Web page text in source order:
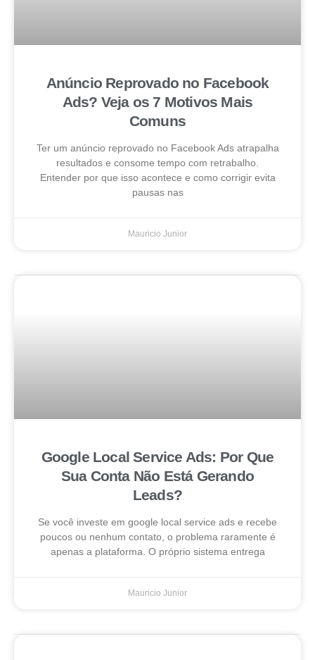
Anúncio Reprovado no Facebook
Ads? Veja os 7 Motivos Mais
Comuns
Ter um anúncio reprovado no Facebook Ads atrapalha
resultados e consome tempo com retrabalho.
Entender por que isso acontece e como corrigir evita
pausas nas
Mauricio Junior
Google Local Service Ads: Por Que
Sua Conta Não Está Gerando
Leads?
Se você investe em google local service ads e recebe
poucos ou nenhum contato, o problema raramente é
apenas a plataforma. O próprio sistema entrega
Mauricio Junior